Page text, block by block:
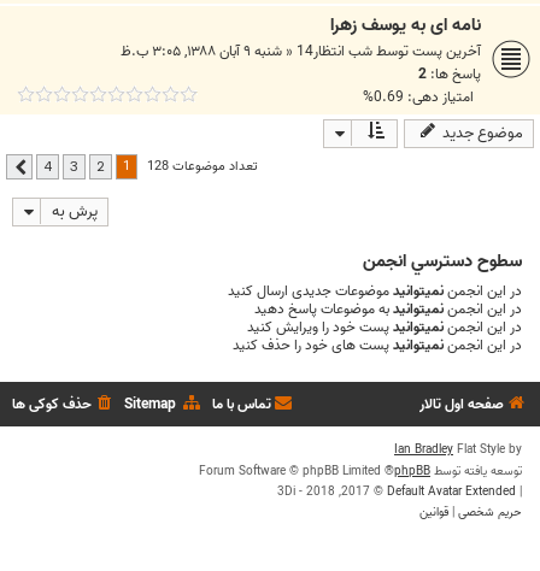
نامه ای به یوسف زهرا
آخرین پست توسطشب انتظار14 « شنبه ۹ آبان ۱۳۸۸, ۳:۰۵ ب.ظ
پاسخ ها: 2
امتیاز دهی: 0.69%
موضوع جدید
تعداد موضوعات 128 2
3
4 بعدی
پرش به
سطوح دسترسي انجمن
در این انجمننمیتوانیدموضوعات جدیدی ارسال کنید
در این انجمننمیتوانیدبه موضوعات پاسخ دهید
در این انجمننمیتوانیدپست خود را ویرایش کنید
در این انجمننمیتوانیدپست های خود را حذف کنید
صفحه اول تالار حذف کوکی ها Sitemap تماس با ما
Flat Style by
Ian Bradley
توسعه یافته توسطphpBB
® Forum Software © phpBB Limited
|
Default Avatar Extended
© 2017, 2018 - 3Di
حریم شخصی|قوانین